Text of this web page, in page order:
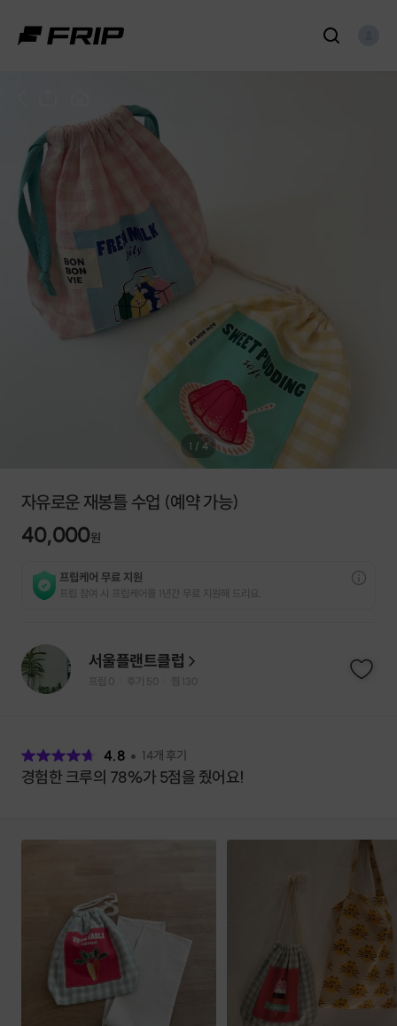
1 / 4
자유로운 재봉틀 수업 (예약 가능)
40,000원
프립케어 무료 지원
프립 참여 시 프립케어를 1년간 무료 지원해 드리요.
서울플랜트클럽
프립 0 후기 50 찜 130
4.8 14개 후기
경험한 크루의 78%가 5점을 줬어요!